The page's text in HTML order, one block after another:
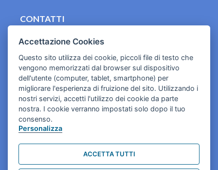
CONTATTI
Cookies e informativa privacy
Accettazione Cookies
Questo sito utilizza dei cookie, piccoli file di testo che
vengono memorizzati dal browser sul dispositivo
dell'utente (computer, tablet, smartphone) per
migliorare l'esperienza di fruizione del sito. Utilizzando i
nostri servizi, accetti l'utilizzo dei cookie da parte
nostra. I cookie verranno impostati solo dopo il tuo
consenso.
Personalizza
ACCETTA TUTTI